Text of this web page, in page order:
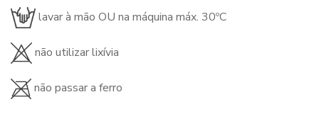
lavar à mão OU na máquina máx. 30ºC
não utilizar lixívia
não passar a ferro